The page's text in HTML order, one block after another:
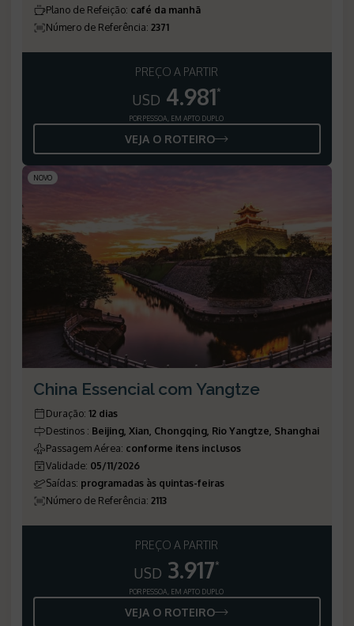
Plano de Refeição: café da manhã
Número de Referência: 2371
PREÇO A PARTIR
USD 4.981*
POR PESSOA, EM APTO DUPLO
VEJA O ROTEIRO
NOVO
China Essencial com Yangtze
Duração: 12 dias
Destinos : Beijing, Xian, Chongqing, Rio Yangtze, Shanghai
Passagem Aérea: conforme itens inclusos
Validade: 05/11/2026
Saídas: programadas às quintas-feiras
Número de Referência: 2113
PREÇO A PARTIR
USD 3.917*
POR PESSOA, EM APTO DUPLO
VEJA O ROTEIRO